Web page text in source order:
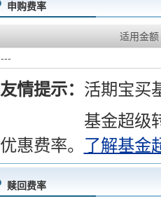
申购费率
适用金额
---
友情提示： 活期宝买
基金超级
优惠费率。 了解基金
赎回费率